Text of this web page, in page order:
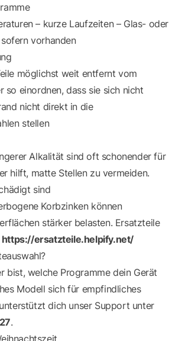
– kurze Laufzeiten – Glas- oder
vorhanden
möglichst weit entfernt vom
so einordnen, dass sie sich nicht
nicht direkt in die
stellen
Alkalität sind oft schonender für
hilft, matte Stellen zu vermeiden.
sind
Korbzinken können
stärker belasten. Ersatzteile
https://ersatzteile.helpify.net/
bist, welche Programme dein Gerät
Modell sich für empfindliches
dich unser Support unter
.